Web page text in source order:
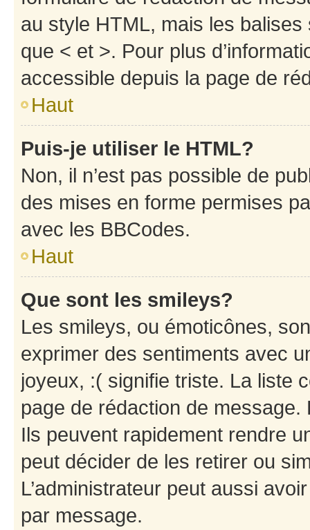
au style HTML, mais les
que < et >. Pour plus
accessible depuis la page de
Haut
Puis-je utiliser le HTML?
Non, il n’est pas possible de
des mises en forme permises
avec les BBCodes.
Haut
Que sont les smileys?
Les smileys, ou émoticônes,
exprimer des sentiments avec
joyeux, :( signifie triste. La liste
page de rédaction de
Ils peuvent rapidement rendre
peut décider de les retirer ou
L’administrateur peut aussi
par message.